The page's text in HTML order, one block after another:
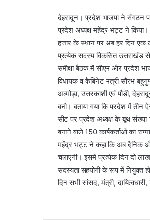
देहरादून। प्रदेश भाजपा ने संगठन
प्रदेश अध्यक्ष महेंद्र भट्ट ने
हजार के स्थान पर अब हर दिन एक
प्रत्येक सदस्य विकसित उत्तराखंड से
समीक्षा बैठक में सीएम और प्रदेश
विधायक व कैबिनेट मंत्री सौरभ
अल्मोड़ा, उत्तरकाशी एवं पौड़ी,
बनी। बताया गया कि प्रदेश में तीन
सीट पर प्रदेश अध्यक्ष के बूथ
बनाने वाले 150 कार्यकर्ताओं का
महेंद्र भट्ट ने कहा कि अब दैनिक
चलाएगी। इसमें प्रत्येक दिन दो
सदस्यता सहयोगी के रूप में नियुक्त
दिन सभी सांसद, मंत्री,